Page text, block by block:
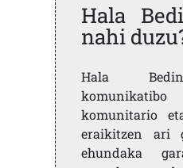
Hala
nahi
Hala
komunitario
eraikitzen ari
ehundaka